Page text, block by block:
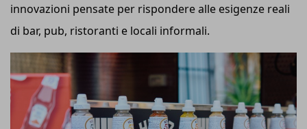
innovazioni pensate per rispondere alle esigenze reali
di bar, pub, ristoranti e locali informali.